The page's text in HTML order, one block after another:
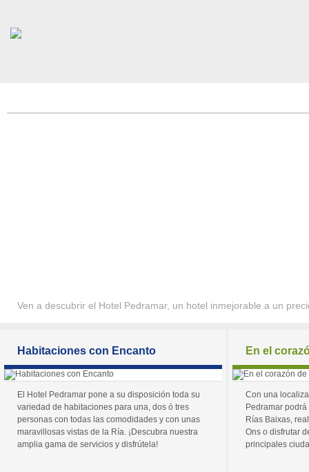
Ven a descubrir el Hotel Pedramar, un hotel inmejorable a un
Habitaciones con Encanto
El Hotel Pedramar pone a su disposición toda su
variedad de habitaciones para una, dos ó tres
personas con todas las comodidades y con unas
maravillosas vistas de la Ría. ¡Descubra nuestra
amplia gama de servicios y disfrútela!
En el
Con una
Pedramar
Rías Baixas,
Ons o disfrutar
principales